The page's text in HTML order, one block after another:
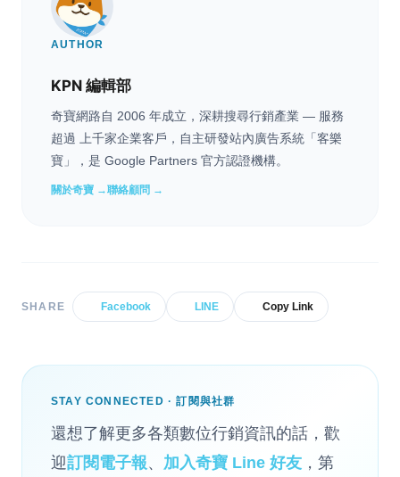
AUTHOR
KPN 編輯部
奇寶網路自 2006 年成立，深耕搜尋行銷產業 — 服務
超過 上千家企業客戶，自主研發站內廣告系統「客樂
寶」，是 Google Partners 官方認證機構。
關於奇寶 →聯絡顧問 →
SHARE Facebook LINE Copy Link
STAY CONNECTED · 訂閱與社群
還想了解更多各類數位行銷資訊的話，歡
迎訂閱電子報、 加入奇寶 Line 好友 ，第